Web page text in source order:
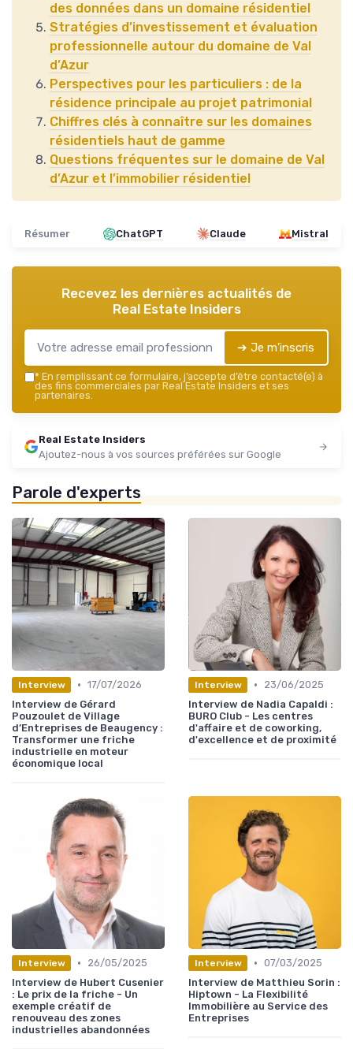
des données dans un domaine résidentiel
Stratégies d’investissement et évaluation
professionnelle autour du domaine de Val
d’Azur
Perspectives pour les particuliers : de la
résidence principale au projet patrimonial
Chiffres clés à connaître sur les domaines
résidentiels haut de gamme
Questions fréquentes sur le domaine de Val
d’Azur et l’immobilier résidentiel
Résumer ChatGPT Claude Mistral
Recevez les dernières actualités de
Real Estate Insiders
➔ Je m'inscris
* En remplissant ce formulaire, j’accepte d’être contacté(e) à
des fins commerciales par Real Estate Insiders et ses
partenaires.
Real Estate Insiders
Ajoutez-nous à vos sources préférées sur Google
Parole d'experts
Interview • 17/07/2026
Interview de Gérard
Pouzoulet de Village
d’Entreprises de Beaugency :
Transformer une friche
industrielle en moteur
économique local
Interview •
23/06/2025
Interview de Nadia Capaldi :
BURO Club - Les centres
d'affaire et de coworking,
d'excellence et de proximité
Interview •
26/05/2025
Interview de Hubert Cusenier
: Le prix de la friche - Un
exemple créatif de
renouveau des zones
industrielles abandonnées
Interview • 07/03/2025
Interview de Matthieu Sorin :
Hiptown - La Flexibilité
Immobilière au Service des
Entreprises